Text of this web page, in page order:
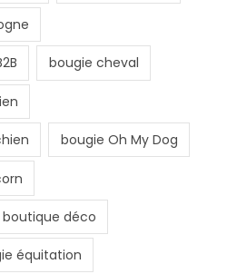
bougie cheval
bougie Oh My Dog
déco
équitation